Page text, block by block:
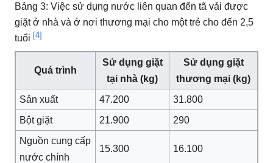
Bảng 3: Việc sử dụng nước liên quan đến tã vải được
giặt ở nhà và ở nơi thương mại cho một trẻ cho đến 2,5
tuổi [4]
Quá trình
Sử dụng giặt
tại nhà (kg)
Sử dụng giặt
thương mại (kg)
Sản xuất
47.200
31.800
Bột giặt
21.900
290
Nguồn cung cấp
nước chính
15.300 16.100